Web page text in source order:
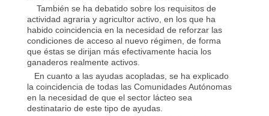
También se ha debatido sobre los requisitos de
actividad agraria y agricultor activo, en los que ha
habido coincidencia en la necesidad de reforzar las
condiciones de acceso al nuevo régimen, de forma
que éstas se dirijan más efectivamente hacia los
ganaderos realmente activos.
En cuanto a las ayudas acopladas, se ha explicado
la coincidencia de todas las Comunidades Autónomas
en la necesidad de que el sector lácteo sea
destinatario de este tipo de ayudas.